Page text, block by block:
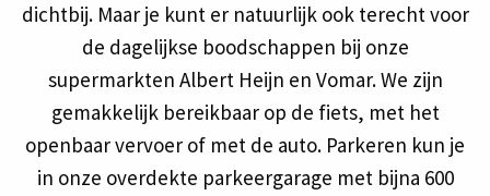
dichtbij. Maar je kunt er natuurlijk ook terecht voor
de dagelijkse boodschappen bij onze
supermarkten Albert Heijn en Vomar. We zijn
gemakkelijk bereikbaar op de fiets, met het
openbaar vervoer of met de auto. Parkeren kun je
in onze overdekte parkeergarage met bijna 600